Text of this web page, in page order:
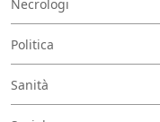
Necrologi
Politica
Sanità